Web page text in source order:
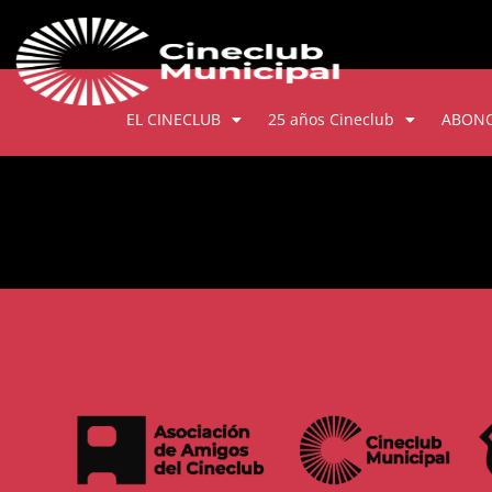
EL CINECLUB 25 años Cineclub